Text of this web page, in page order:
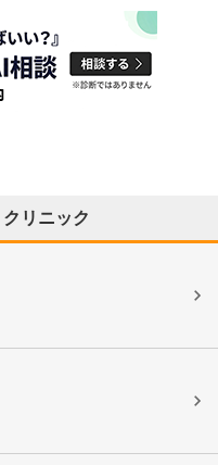
リニック